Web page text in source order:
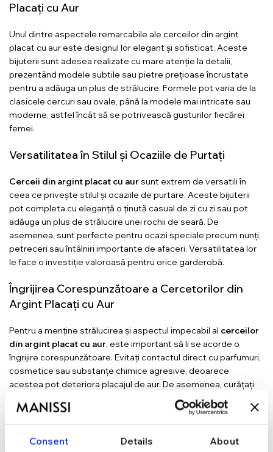
Consent Details About
Placați cu Aur
Unul dintre aspectele remarcabile ale cerceilor din argint
placat cu aur este designul lor elegant și sofisticat. Aceste
bijuterii sunt adesea realizate cu mare atenție la detalii,
prezentând modele subtile sau pietre prețioase încrustate
pentru a adăuga un plus de strălucire. Formele pot varia de la
clasicele cercuri sau ovale, până la modele mai intricate sau
moderne, astfel încât să se potrivească gusturilor fiecărei
femei.
Versatilitatea în Stilul și Ocaziile de Purtați
Cerceii din argint placat cu aursunt extrem de versatili în
ceea ce privește stilul și ocaziile de purtare. Aceste bijuterii
pot completa cu eleganță o ținută casual de zi cu zi sau pot
adăuga un plus de strălucire unei rochii de seară. De
asemenea, sunt perfecte pentru ocazii speciale precum nunți,
petreceri sau întâlniri importante de afaceri. Versatilitatea lor
le face o investiție valoroasă pentru orice garderobă.
Îngrijirea Corespunzătoare a Cercetorilor din
Argint Placați cu Aur
Pentru a menține strălucirea și aspectul impecabil al cerceilor
din argint placat cu aur, este important să li se acorde o
îngrijire corespunzătoare. Evitați contactul direct cu parfumuri,
cosmetice sau substanțe chimice agresive, deoarece
acestea pot deteriora placajul de aur. De asemenea, curățați
periodic bijuteriile cu o cârpă moale și uscată pentru a elimina
urmele de murdărie și a le reda strălucirea inițială.
Opțiuni de Cadou Perfecte